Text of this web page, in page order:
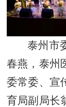
泰州市
春燕，泰州
委常委、宣
育局副局长